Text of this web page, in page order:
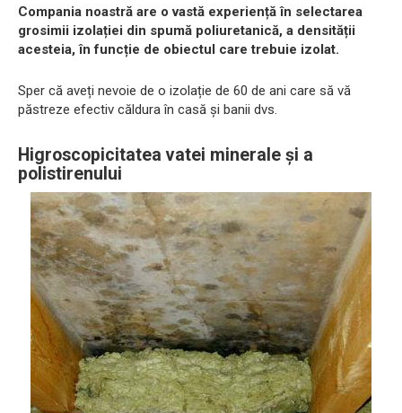
Compania noastră are o vastă experiență în selectarea
grosimii izolației din spumă poliuretanică, a densității
acesteia, în funcție de obiectul care trebuie izolat.
Sper că aveți nevoie de o izolație de 60 de ani care să vă
păstreze efectiv căldura în casă și banii dvs.
Higroscopicitatea vatei minerale și a
polistirenului